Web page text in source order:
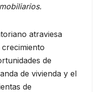
atraviesa
de
de vivienda y el
de